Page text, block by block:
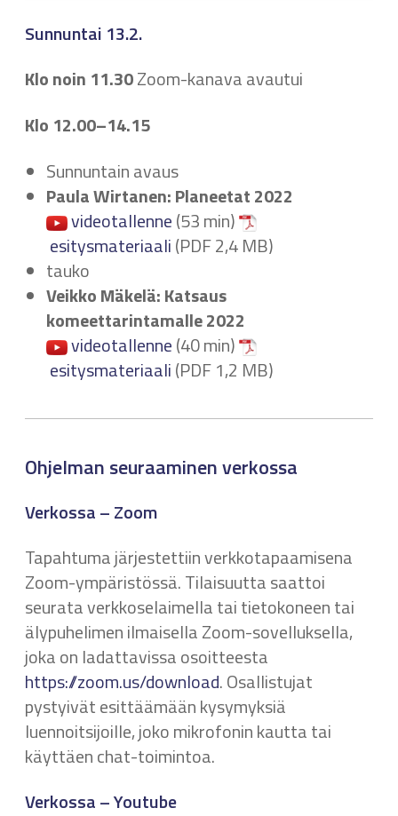
Sunnuntai 13.2.
Klo noin 11.30Zoom-kanava avautui
Klo 12.00–14.15
Sunnuntain avaus
Paula Wirtanen: Planeetat 2022
videotallenne(53 min)
esitysmateriaali(PDF 2,4 MB)
tauko
Veikko Mäkelä: Katsaus
komeettarintamalle 2022
videotallenne(40 min)
esitysmateriaali(PDF 1,2 MB)
Ohjelman seuraaminen verkossa
Verkossa – Zoom
Tapahtuma järjestettiin verkkotapaamisena
Zoom-ympäristössä. Tilaisuutta saattoi
seurata verkkoselaimella tai tietokoneen tai
älypuhelimen ilmaisella Zoom-sovelluksella,
joka on ladattavissa osoitteesta
https://zoom.us/download. Osallistujat
pystyivät esittäämään kysymyksiä
luennoitsijoille, joko mikrofonin kautta tai
käyttäen chat-toimintoa.
Verkossa – Youtube